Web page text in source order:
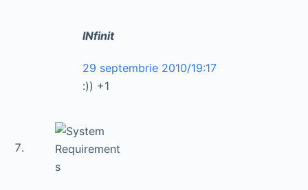
INfinit
29 septembrie 2010/19:17
:)) +1